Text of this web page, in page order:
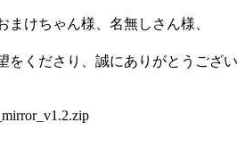
まけちゃん様、名無しさん様、
をくださり、誠にありがとうござい